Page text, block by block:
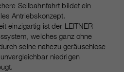
Seilbahnfahrt bildet ein
Antriebskonzept.
einzigartig ist der LEITNER
welches ganz ohne
seine nahezu geräuschlose
niedrigen